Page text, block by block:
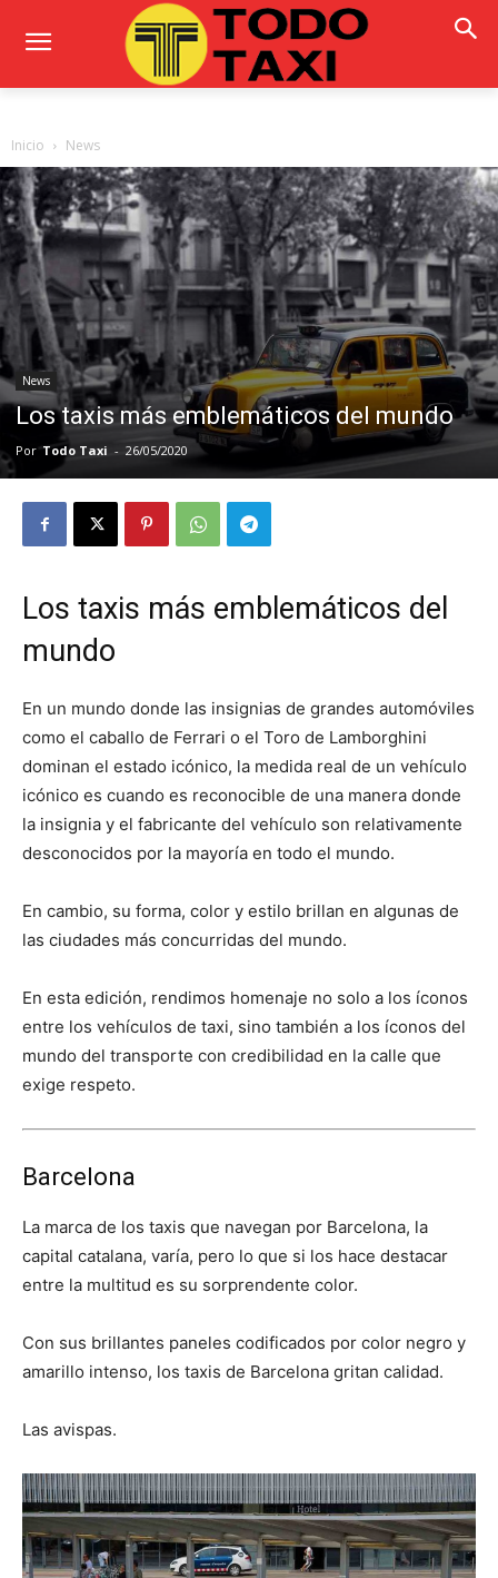
Inicio News
News
Los taxis más emblemáticos del mundo
Por Todo Taxi - 26/05/2020
Los taxis más emblemáticos del
mundo
En un mundo donde las insignias de grandes automóviles
como el caballo de Ferrari o el Toro de Lamborghini
dominan el estado icónico, la medida real de un vehículo
icónico es cuando es reconocible de una manera donde
la insignia y el fabricante del vehículo son relativamente
desconocidos por la mayoría en todo el mundo.
En cambio, su forma, color y estilo brillan en algunas de
las ciudades más concurridas del mundo.
En esta edición, rendimos homenaje no solo a los íconos
entre los vehículos de taxi, sino también a los íconos del
mundo del transporte con credibilidad en la calle que
exige respeto.
Barcelona
La marca de los taxis que navegan por Barcelona, la
capital catalana, varía, pero lo que si los hace destacar
entre la multitud es su sorprendente color.
Con sus brillantes paneles codificados por color negro y
amarillo intenso, los taxis de Barcelona gritan calidad.
Las avispas.